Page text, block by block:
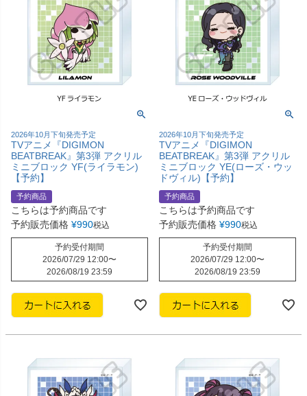
2026年10月下旬発売予定
TVアニメ『DIGIMON
BEATBREAK』第3弾 アクリル
ミニブロック YF(ライラモン)
【予約】
予約商品
こちらは予約商品です
予約販売価格 ¥990税込
予約受付期間
2026/07/29 12:00〜
2026/08/19 23:59
2026年10月下旬発売予定
TVアニメ『DIGIMON
BEATBREAK』第3弾 アクリル
ミニブロック YE(ローズ・ウッ
ドヴィル)【予約】
予約商品
こちらは予約商品です
予約販売価格 ¥990税込
予約受付期間
2026/07/29 12:00〜
2026/08/19 23:59